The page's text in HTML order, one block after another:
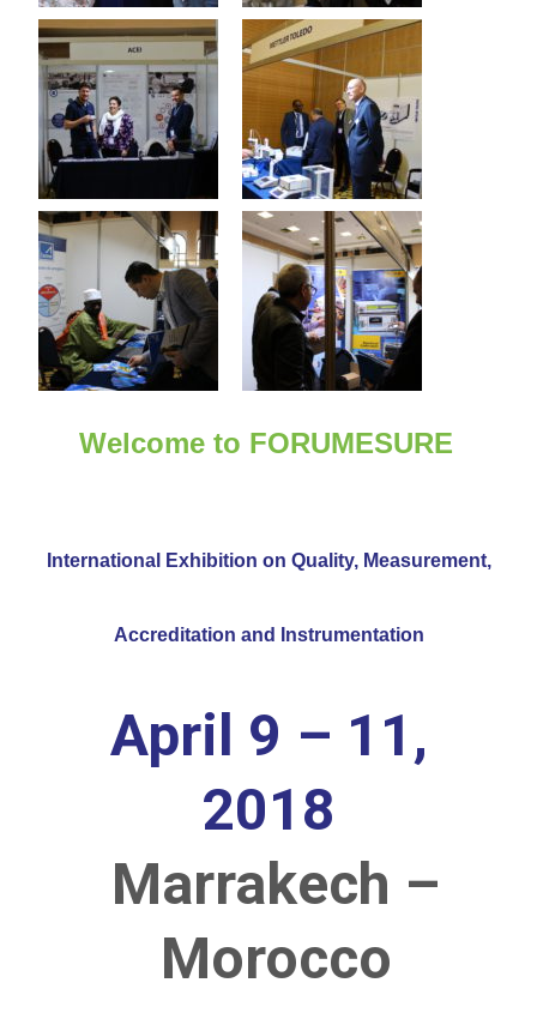
Welcome to FORUMESURE
International Exhibition on Quality, Measurement,
Accreditation and Instrumentation
April 9 – 11,
2018
Marrakech –
Morocco